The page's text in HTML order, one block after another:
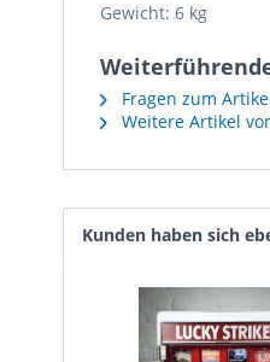
Gewicht: 6 kg
Fragen zum
Weitere Artikel
Kunden haben sich